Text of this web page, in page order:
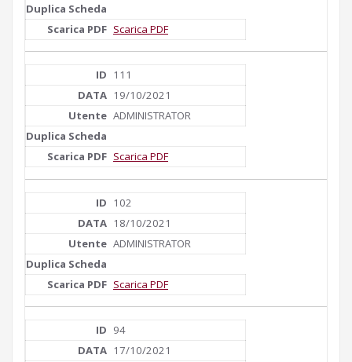
Scarica PDF
111
19/10/2021
ADMINISTRATOR
Scarica PDF
102
18/10/2021
ADMINISTRATOR
Scarica PDF
94
17/10/2021